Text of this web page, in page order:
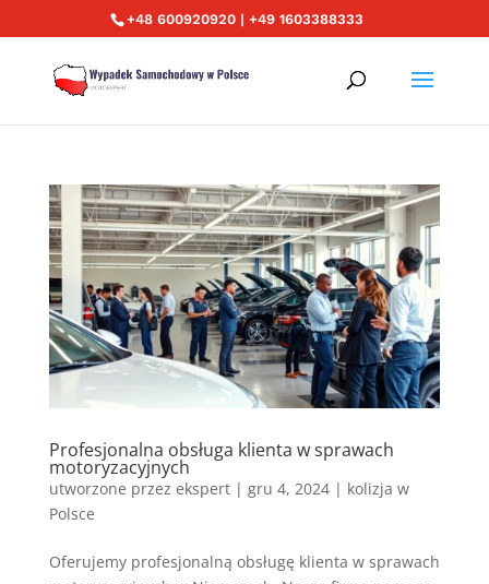
+48 600920920 | +49 1603388333
Profesjonalna obsługa klienta w sprawach
motoryzacyjnych
utworzone przez ekspert| gru 4, 2024| kolizja w
Polsce
Oferujemy profesjonalną obsługę klienta w sprawach